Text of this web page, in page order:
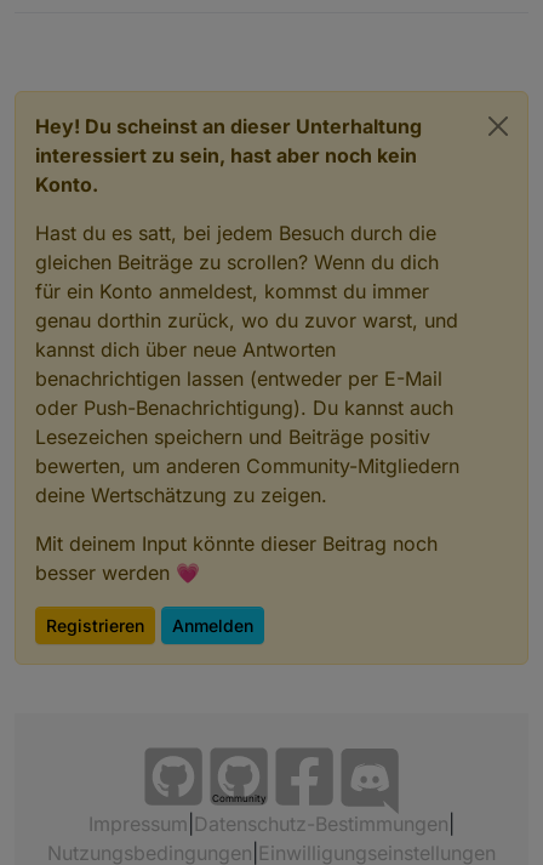
Hey! Du scheinst an dieser Unterhaltung
interessiert zu sein, hast aber noch kein
Konto.
Hast du es satt, bei jedem Besuch durch die
gleichen Beiträge zu scrollen? Wenn du dich
für ein Konto anmeldest, kommst du immer
genau dorthin zurück, wo du zuvor warst, und
kannst dich über neue Antworten
benachrichtigen lassen (entweder per E-Mail
oder Push-Benachrichtigung). Du kannst auch
Lesezeichen speichern und Beiträge positiv
bewerten, um anderen Community-Mitgliedern
deine Wertschätzung zu zeigen.
Mit deinem Input könnte dieser Beitrag noch
besser werden 💗
Registrieren Anmelden
Community
Impressum Datenschutz-Bestimmungen
Nutzungsbedingungen Einwilligungseinstellungen